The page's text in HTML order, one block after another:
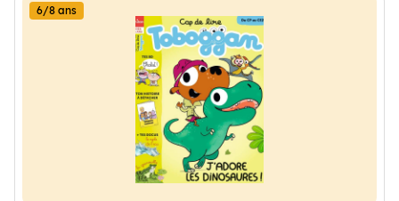
6/8 ans